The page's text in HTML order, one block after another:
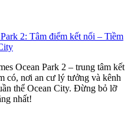
2: Tâm điểm kết nối – Tiềm
Ocean Park 2 – trung tâm kết
có, nơi an cư lý tưởng và kênh
thể Ocean City. Đừng bỏ lỡ
nhất!